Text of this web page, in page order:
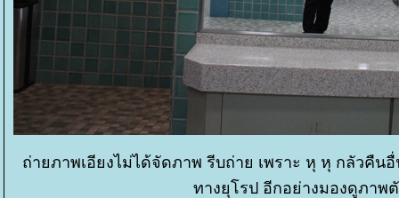
ถ่ายภาพเอียงไม่ได้จัดภาพ รีบถ่าย เพราะ หุ หุ กลัวคืน
ทางยุโรป อีกอย่างมองดูภาพ